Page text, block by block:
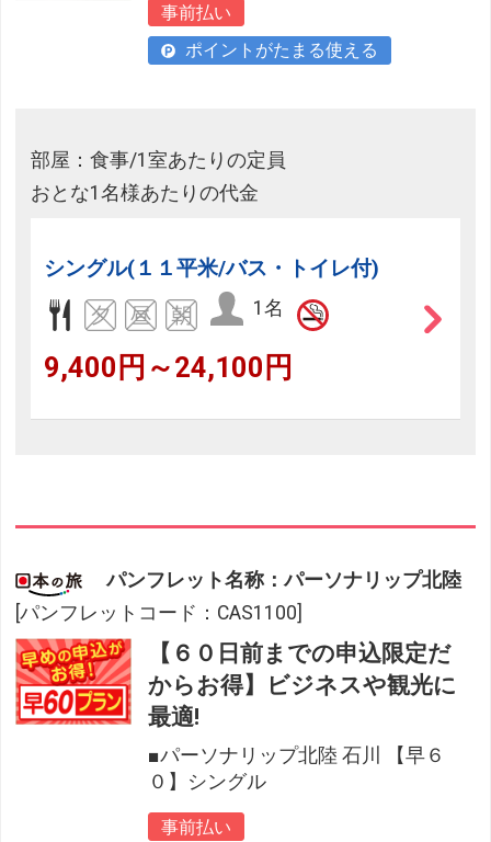
事前払い
ポイントがたまる使える
部屋：食事/1室あたりの定員
おとな1名様あたりの代金
シングル(１１平米/バス・トイレ付)
1名
9,400円～24,100円
パンフレット名称：パーソナリップ北陸
[パンフレットコード：CAS1100]
【６０日前までの申込限定だ
からお得】ビジネスや観光に
最適!
■パーソナリップ北陸 石川 【早６
０】シングル
事前払い